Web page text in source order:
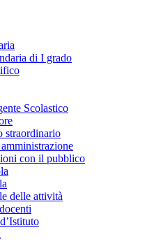
di I grado
Scolastico
straordinario
con il pubblico
delle attività